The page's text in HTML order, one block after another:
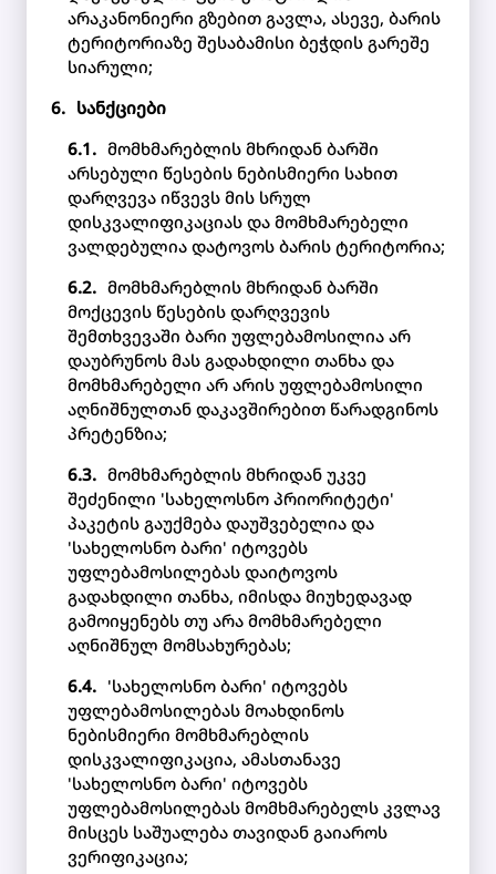
არაკანონიერი გზებით გავლა, ასევე, ბარის
ტერიტორიაზე შესაბამისი ბეჭდის გარეშე
სიარული;
სანქციები
მომხმარებლის მხრიდან ბარში
არსებული წესების ნებისმიერი სახით
დარღვევა იწვევს მის სრულ
დისკვალიფიკაციას და მომხმარებელი
ვალდებულია დატოვოს ბარის ტერიტორია;
მომხმარებლის მხრიდან ბარში
მოქცევის წესების დარღვევის
შემთხვევაში ბარი უფლებამოსილია არ
დაუბრუნოს მას გადახდილი თანხა და
მომხმარებელი არ არის უფლებამოსილი
აღნიშნულთან დაკავშირებით წარადგინოს
პრეტენზია;
მომხმარებლის მხრიდან უკვე
შეძენილი 'სახელოსნო პრიორიტეტი'
პაკეტის გაუქმება დაუშვებელია და
'სახელოსნო ბარი' იტოვებს
უფლებამოსილებას დაიტოვოს
გადახდილი თანხა, იმისდა მიუხედავად
გამოიყენებს თუ არა მომხმარებელი
აღნიშნულ მომსახურებას;
'სახელოსნო ბარი' იტოვებს
უფლებამოსილებას მოახდინოს
ნებისმიერი მომხმარებლის
დისკვალიფიკაცია, ამასთანავე
'სახელოსნო ბარი' იტოვებს
უფლებამოსილებას მომხმარებელს კვლავ
მისცეს საშუალება თავიდან გაიაროს
ვერიფიკაცია;